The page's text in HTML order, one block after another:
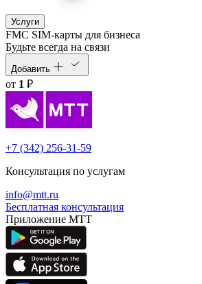
Услуги
FMC SIM-карты для бизнеса
Будьте всегда на связи
Добавить
от 1 ₽
+7 (342) 256-31-59
Консультация по услугам
info@mtt.ru
Бесплатная консультация
Приложение МТТ